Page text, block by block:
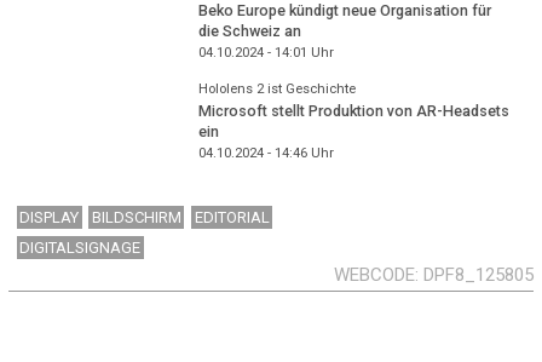
Beko Europe kündigt neue Organisation für
die Schweiz an
04.10.2024 - 14:01 Uhr
Hololens 2 ist Geschichte
Microsoft stellt Produktion von AR-Headsets
ein
04.10.2024 - 14:46Uhr
DISPLAY BILDSCHIRM
EDITORIAL
DIGITALSIGNAGE
WEBCODE DPF8_125805